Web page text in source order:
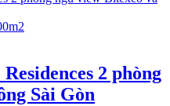
2 phòng
Sài Gòn